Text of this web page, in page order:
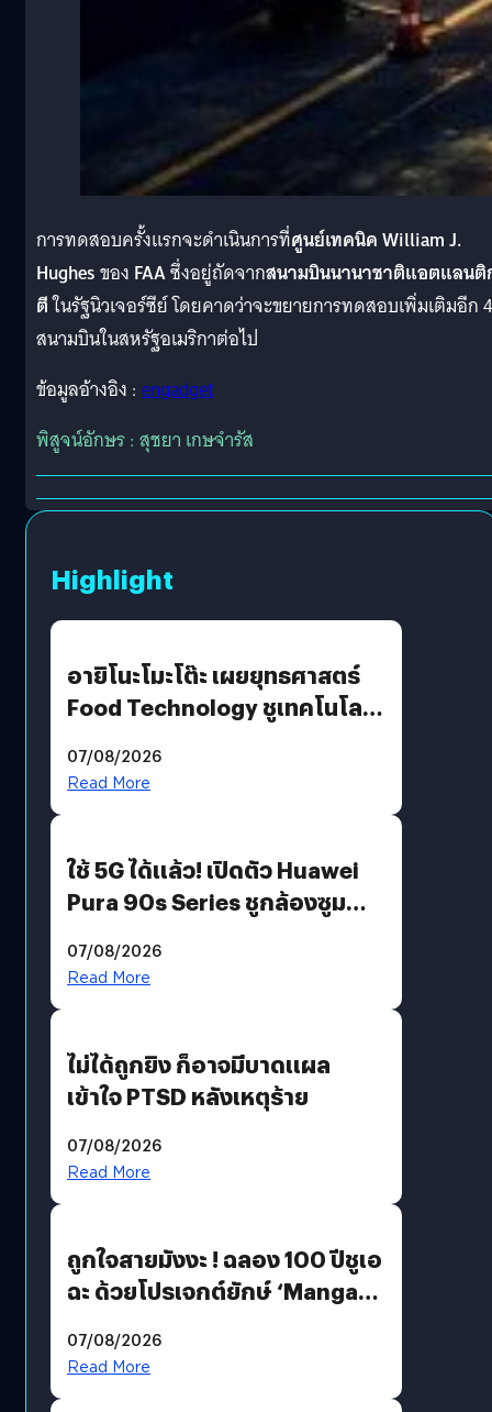
การทดสอบครั้งแรกจะดำเนินการที่ศูนย์เทคนิค William J.
Hughesของ FAAซึ่งอยู่ถัดจากสนามบินนานาชาติแอตแลน
ตีในรัฐนิวเจอร์ซีย์ โดยคาดว่าจะขยายการทดสอบเพิ่มเติมอีก 4
สนามบินในสหรัฐอเมริกาต่อไป
ข้อมูลอ้างอิง : engadget
พิสูจน์อักษร : สุชยา เกษจำรัส
Highlight
อายิโนะโมะโต๊ะ เผยยุทธศาสตร์
Food Technology ชูเทคโนโลยี
บริโภคและ B2B
07/08/2026
Read More
ใช้ 5G ได้แล้ว! เปิดตัว Huawei
Pura 90s Series ชูกล้องซูม
07/08/2026
Read More
ไม่ได้ถูกยิง ก็อาจมีบาดแผล
เข้าใจ PTSD หลังเหตุร้าย
07/08/2026
Read More
ถูกใจสายมังงะ ! ฉลอง 100 ปีชูเอ
ฉะ ด้วยโปรเจกต์ยักษ์ ‘Manga
มีภาษาไทยด้วย
07/08/2026
Read More